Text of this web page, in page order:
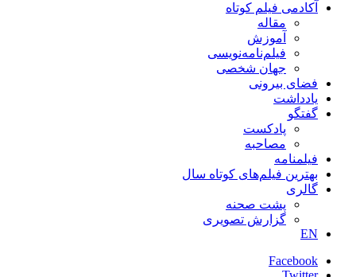
آکادمی فیلم کوتاه
مقاله
آموزش
فیلم‌نامه‌نویسی
جهان شخصی
فضای بیرونی
یادداشت
گفتگو
پادکست
مصاحبه
فیلمنامه
بهترین فیلم‌های کوتاه سال
گالری
پشت صحنه
گزارش تصویری
EN
Facebook